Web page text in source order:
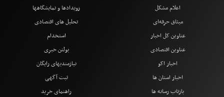
اعلام مشکل
میثاق حرفه‌ای
رویدادها و نمایشگاهها
تحلیل های اقتصادی
عناوین کل اخبار
عناوین اقتصادی
اخبار اکو
اخبار استان ها
بازتاب رسانه ها
استخدام
بولتن خبری
نیازمندیهای رایگان
ثبت آگهی
راهنمای خرید